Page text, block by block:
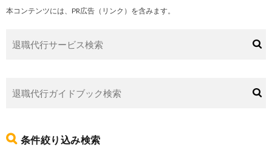
本コンテンツには、PR広告（リンク）を含みます。
条件絞り込み検索